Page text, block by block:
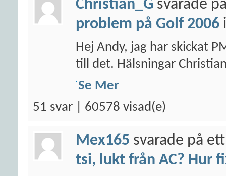
Christian_G svarade
problem på Golf 2006
Hej Andy, jag har skickat
till det. Hälsningar
Se Mer
51 svar | 60578 visad(e)
Mex165 svarade på
tsi, lukt från AC? Hur